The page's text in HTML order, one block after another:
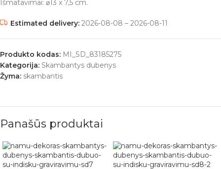
Išmatavimai: ⌀13 x 7,5 cm.
Estimated delivery: 2026-08-08 – 2026-08-11
Produkto kodas: MI_SD_83185275
Kategorija: Skambantys dubenys
Žyma: skambantis
Panašūs produktai